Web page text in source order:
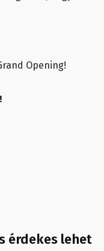
Opening!
érdekes lehet